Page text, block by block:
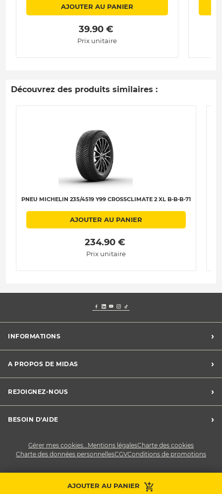
AJOUTER AU PANIER
AJOUTER AU PANIER
39.90 €
Prix unitaire
Découvrez des produits similaires :
PNEU MICHELIN 235/4519 Y99 CROSSCLIMATE 2 XL B-B-B-71
AJOUTER AU PANIER
234.90 €
Prix unitaire
INFORMATIONS ›
Charte des cookies
Charte des données personnelles
CGV
Conditions de promotions
A PROPOS DE MIDAS ›
Midas France
Développement durable
REJOIGNEZ-NOUS ›
Devenez franchisé
BESOIN D'AIDE ›
Gérer mes cookies...Mentions légalesCharte des cookies
Charte des données personnellesCGVConditions de promotions
Prendre RDV